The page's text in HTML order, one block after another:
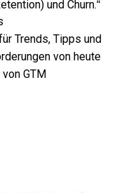
und Churn.“
Trends, Tipps und
von heute
GTM